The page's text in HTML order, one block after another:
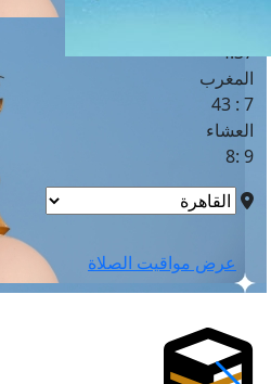
4:37
المغرب
7 : 43
العشاء
9 :8
عرض مواقيت الصلاة